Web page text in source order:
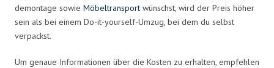
demontage sowie Möbeltransport wünschst, wird der Preis höher
sein als bei einem Do-it-yourself-Umzug, bei dem du selbst
verpackst.
Um genaue Informationen über die Kosten zu erhalten, empfehlen